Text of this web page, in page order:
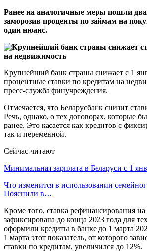
Ранее на аналогичные меры пошли два
заморозив проценты по займам на
один нюанс.
Крупнейший банк страны снижает с 1
процентные ставки по кредитам на
пресс-служба финучреждения.
Отмечается, что Беларусбанк снизит
Речь, однако, о тех договорах, которые
ранее. Это касается как кредитов с
так и переменной.
Сейчас читают
Минимальная зарплата в Беларуси с 1
Что изменится в использовании
Пояснили в…
Кроме того, ставка рефинансирования на
зафиксирована до конца 2023 года для
оформили кредиты в банке до 1 марта
1 марта этот показатель, от которого
ставки по кредитам, увеличился до 12%.